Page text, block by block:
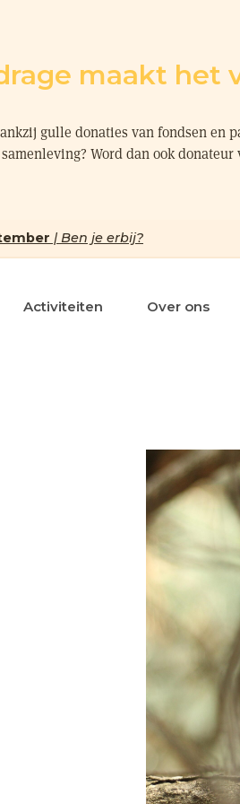
maakt het
gulle donaties van fondsen en
Word dan ook donateur
| Ben je erbij?
Activiteiten Over ons